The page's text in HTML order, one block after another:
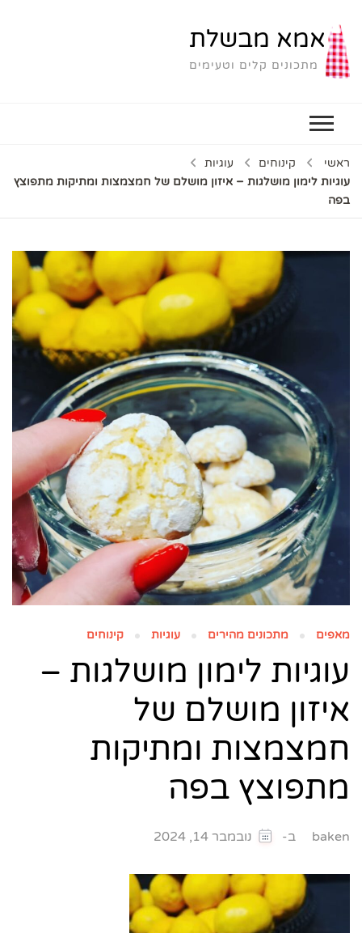
אמא מבשלת
מתכונים קלים וטעימים
ראשי קינוחים
עוגיות
עוגיות לימון מושלגות – איזון מושלם של חמצמצות ומתיקות מתפוצץ
בפה
מאפים מתכונים מהירים עוגיות קינוחים
עוגיות לימון מושלגות –
איזון מושלם של
חמצמצות ומתיקות
מתפוצץ בפה
baken ב- נובמבר 14, 2024